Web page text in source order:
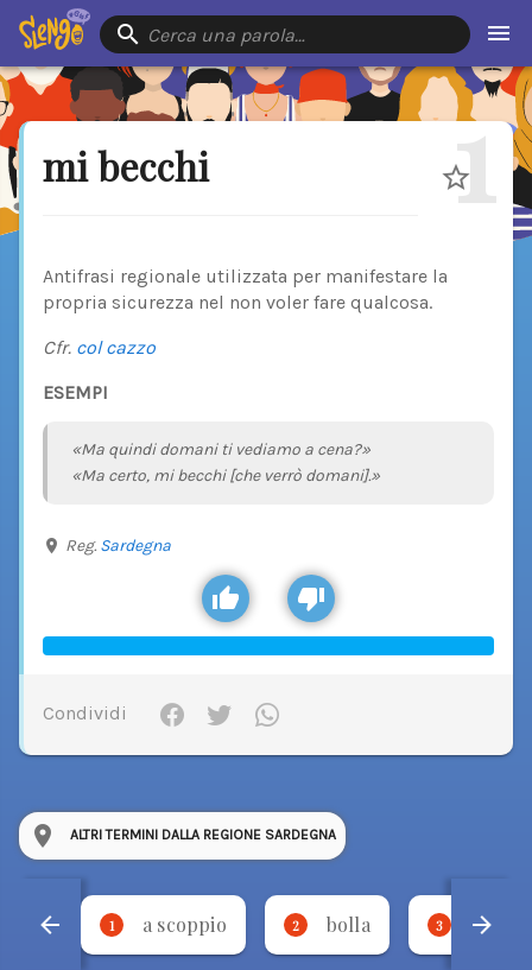
Cerca una parola…
mi becchi 1
Antifrasi regionale utilizzata per manifestare la
propria sicurezza nel non voler fare qualcosa.
Cfr. col cazzo
ESEMPI
«Ma quindi domani ti vediamo a cena?»
«Ma certo, mi becchi [che verrò domani].»
Reg. Sardegna
Condividi
ALTRI TERMINI DALLA REGIONE SARDEGNA
1 a scoppio 2 bolla 3 udda